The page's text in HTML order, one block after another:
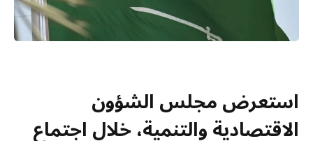
استعرض مجلس الشؤون
الاقتصادية والتنمية، خلال اجتماع